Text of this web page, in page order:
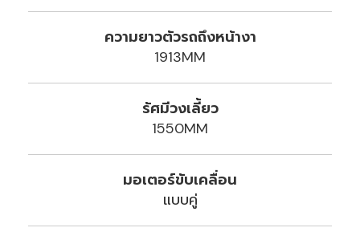
ความยาวตัวรถถึงหน้างา
1913MM
รัศมีวงเลี้ยว
1550MM
มอเตอร์ขับเคลื่อน
แบบคู่